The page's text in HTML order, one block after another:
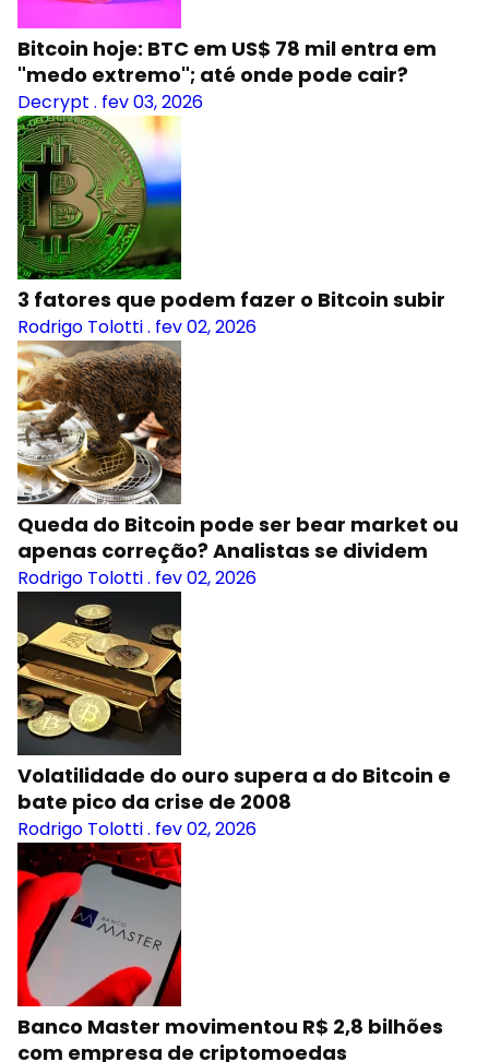
Bitcoin hoje: BTC em US$ 78 mil entra em
"medo extremo"; até onde pode cair?
Decrypt . fev 03, 2026
3 fatores que podem fazer o Bitcoin subir
Rodrigo Tolotti. fev 02, 2026
Queda do Bitcoin pode ser bear market ou
apenas correção? Analistas se dividem
Rodrigo Tolotti. fev 02, 2026
Volatilidade do ouro supera a do Bitcoin e
bate pico da crise de 2008
Rodrigo Tolotti. fev 02, 2026
Banco Master movimentou R$ 2,8 bilhões
com empresa de criptomoedas